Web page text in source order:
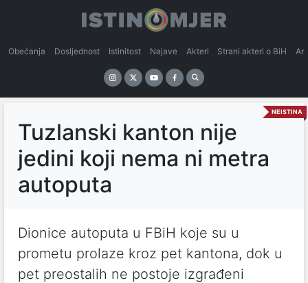
Obećanja Dosljednost Istinitost Najave Akteri Strani akteri o BiH
NEISTINA
Tuzlanski kanton nije
jedini koji nema ni metra
autoputa
Dionice autoputa u FBiH koje su u
prometu prolaze kroz pet kantona, dok u
pet preostalih ne postoje izgrađeni